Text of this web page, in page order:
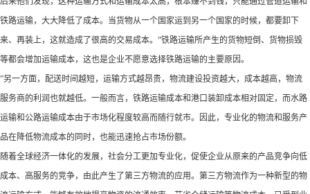
铁路运输，大大降低了成本。当货物从一个国家运到另一个国家的时候，都要卸下
来、再装上，这就造成了很高的交易成本。”铁路运输所产生的货物短倒、货物损毁
等都会增加运输成本，这也是企业不愿意选择铁路运输的主要原因。
”另一方面，配送时间越短，运输方式越昂贵，物流建设投资越大，成本越高，物流
服务商的利润也就越低。一般而言，铁路运输成本和港口装卸成本相对固定，而水路
运输和公路运输成本由于市场化程度较高而随行就市。因此，专业化的物流和服务产
品在降低物流成本的同时，也能迅速抢占市场份额。
随着全球经济一体化的发展，社会分工更加专业化，促使企业从原来的产品竞争向低
成本、高服务的竞争，由此产生了第三方物流的应用。第三方物流作为一种新型的物